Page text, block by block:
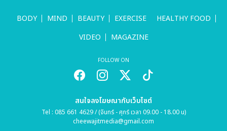
BODY MIND BEAUTY EXERCISE
HEALTHY FOOD
VIDEO
MAGAZINE
FOLLOW ON
สนใจลงโฆษณากับเว็บไซต์
Tel : 085 661 4629 / (จันทร์ - ศุกร์ เวลา 09.00 - 18.00 น)
cheewajitmedia@gmail.com